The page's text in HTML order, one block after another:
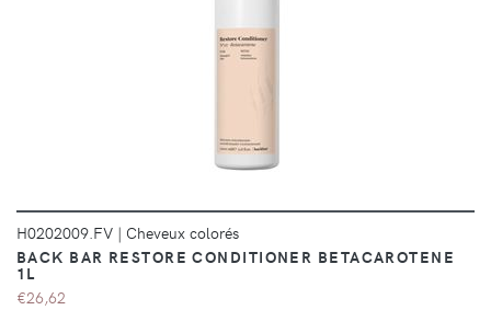
DÉTAILS
H0202009.FV | Cheveux colorés
BACK BAR RESTORE CONDITIONER BETACAROTENE
1L
€26,62